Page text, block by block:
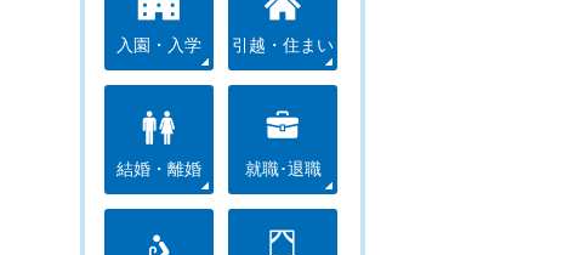
入園・入学 引越・住まい
結婚・離婚 就職･退職